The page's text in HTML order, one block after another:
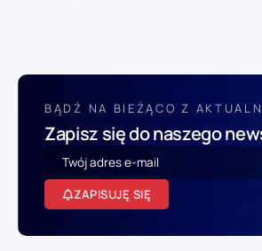
BĄDŹ NA BIEŻĄCO Z
Zapisz się do naszego
ZAPISUJĘ SIĘ